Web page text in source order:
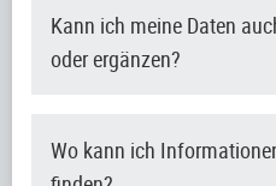
Kann ich meine Daten
oder ergänzen?
Wo kann ich